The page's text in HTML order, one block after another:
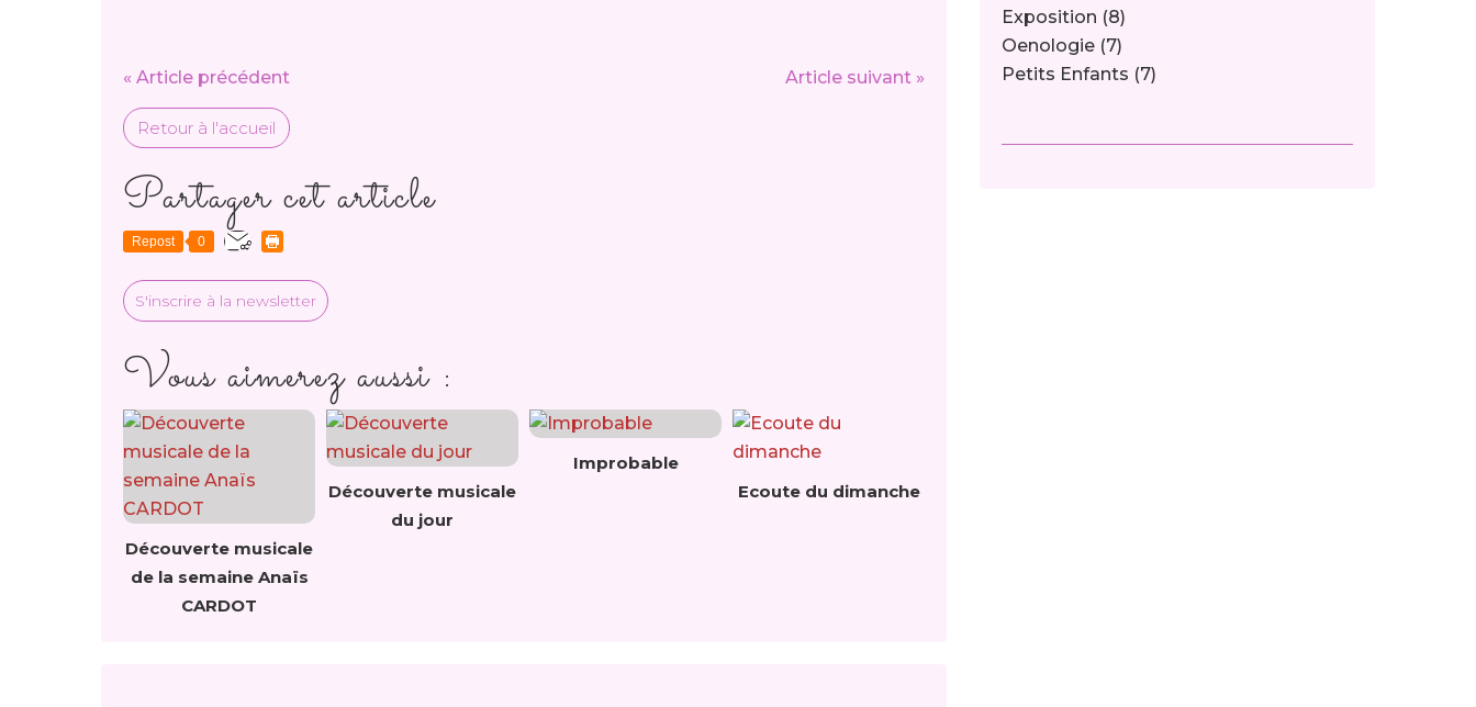
« Article précédent Article suivant »
Retour à l'accueil
Partager cet article
Repost 0
S'inscrire à la newsletter
Vous aimerez aussi :
Découverte musicale
de la semaine Anaïs
CARDOT
Découverte musicale
du jour
Improbable
Ecoute du dimanche
Exposition (8)
Oenologie (7)
Petits Enfants (7)